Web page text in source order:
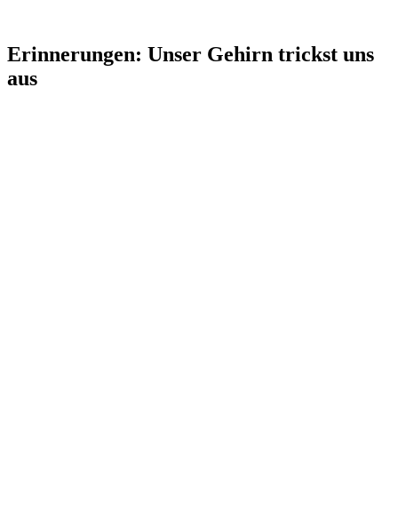
Erinnerungen: Unser Gehirn trickst uns
aus